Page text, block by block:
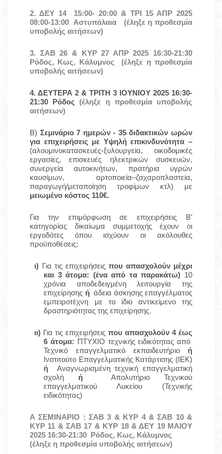
2. ΔΕΥ 14 15:00- 20:00 & ΤΡΙ 15 ΑΠΡ 2025
08:00-13:00 Αστυπάλαια (έληξε η προθεσμία
υποβολής αιτήσεων)
3. ΣΑΒ 26 & ΚΥΡ 27 ΑΠΡ 2025 16:30-21:30
Ρόδος, Κως, Κάλυμνος
(έληξε η προθεσμία
υποβολής αιτήσεων)
4. ΔΕΥΤΕΡΑ 2 & ΤΡΙΤΗ 3 ΙΟΥΝΙΟΥ 2025 16:30-
21:30
Ρόδος(έληξε η προθεσμία υποβολής
αιτήσεων)
Β) Σεμινάριο 7 ημερών - 35 διδακτικών ωρών
για επιχειρήσεις με Υψηλή επικινδυνότητα –
(αλουμινοκατασκευές-ξυλουργεία, οικοδομικές
εργασίες, επισκευές ηλεκτρικών συσκευών,
συνεργεία αυτοκινήτων, πρατήρια υγρών
καυσίμων, αρτοποιεία–ζαχαροπλαστεία,
παραγωγή/μεταποίηση τροφίμων κτλ) με
μειωμένο κόστος 110€.
Για την επιμόρφωση σε επιχειρήσεις Β’
κατηγορίας δικαίωμα συμμετοχής έχουν οι
εργοδότες όπου ισχύουν οι ακόλουθες
προϋποθέσεις:
ι) Για τις επιχειρήσεις που απασχολούν μέχρι
και 3 άτομα: (ένα από τα παρακάτω) 10
χρόνια αποδεδειγμένη λειτουργία της
επιχείρησης ή άδεια άσκησης επαγγέλματος
εμπειροτέχνη με το ίδιο αντικείμενο της
δραστηριότητας της επιχείρησης.
ιι) Για τις επιχειρήσειςπου απασχολούν 4 έως
6 άτομα: ΠΤΥΧΙΟ τεχνικής ειδικότητας από
Τεχνικό επαγγελματικό εκπαιδευτήριο ή
Ινστιτούτο Επαγγελματικής Κατάρτισης (ΙΕΚ)
ή
Αναγνωρισμένη τεχνική επαγγελματική
σχολή ή
Απολυτήριο Τεχνικού
επαγγελματικού Λυκείου (Τεχνικής
ειδικότητας)
Α ΣΕΜΙΝΑΡΙΟ :ΣΑΒ 3 & ΚΥΡ 4 & ΣΑΒ 10 &
ΚΥΡ 11 & ΣΑΒ 17 & ΚΥΡ 18 & ΔΕΥ 19 ΜΑΙΟΥ
2025 16:30-21:30
Ρόδος, Κως, Κάλυμνος
(έληξε η προθεσμία υποβολής αιτήσεων)